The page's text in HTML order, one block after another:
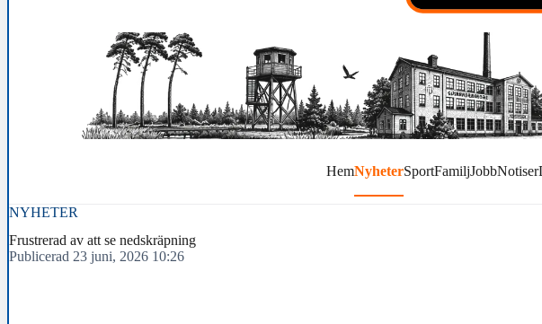
HemNyheterSportFamiljJobbNotiser
NYHETER
Frustrerad av att se nedskräpning
Publicerad 23 juni, 2026 10:26